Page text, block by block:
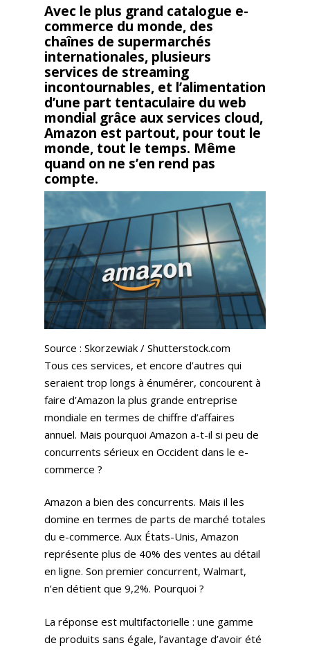
Avec le plus grand catalogue e-
commerce du monde, des
chaînes de supermarchés
internationales, plusieurs
services de streaming
incontournables, et l’alimentation
d’une part tentaculaire du web
mondial grâce aux services cloud,
Amazon est partout, pour tout le
monde, tout le temps. Même
quand on ne s’en rend pas
compte.
Source : Skorzewiak / Shutterstock.com
Tous ces services, et encore d’autres qui
seraient trop longs à énumérer, concourent à
faire d’Amazon la plus grande entreprise
mondiale en termes de chiffre d’affaires
annuel. Mais pourquoi Amazon a-t-il si peu de
concurrents sérieux en Occident dans le e-
commerce ?
Amazon a bien des concurrents. Mais il les
domine en termes de parts de marché totales
du e-commerce. Aux États-Unis, Amazon
représente plus de 40% des ventes au détail
en ligne. Son premier concurrent, Walmart,
n’en détient que 9,2%. Pourquoi ?
La réponse est multifactorielle : une gamme
de produits sans égale, l’avantage d’avoir été